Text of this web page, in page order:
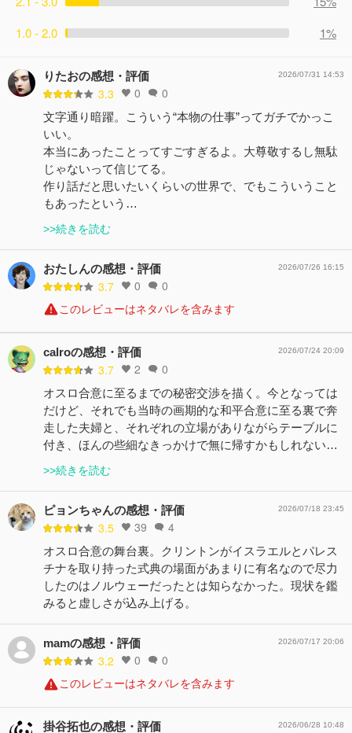
1.0 - 2.0
1%
りたおの感想・評価
3.3 0 0
2026/07/31 14:53
文字通り暗躍。こういう“本物の仕事”ってガチでかっこ
いい。
本当にあったことってすごすぎるよ。大尊敬するし無駄
じゃないって信じてる。
作り話だと思いたいくらいの世界で、でもこういうこと
もあったという…
>>続きを読む
おたしんの感想・評価
3.7 0 0
2026/07/26 16:15
このレビューはネタバレを含みます
calroの感想・評価
3.7 2 0
2026/07/24 20:09
オスロ合意に至るまでの秘密交渉を描く。今となっては
だけど、それでも当時の画期的な和平合意に至る裏で奔
走した夫婦と、それぞれの立場がありながらテーブルに
付き、ほんの些細なきっかけで無に帰すかもしれない…
>>続きを読む
ピョンちゃんの感想・評価
3.5 39 4
2026/07/18 23:45
オスロ合意の舞台裏。クリントンがイスラエルとパレス
チナを取り持った式典の場面があまりに有名なので尽力
したのはノルウェーだったとは知らなかった。現状を鑑
みると虚しさが込み上げる。
mamの感想・評価
3.2 0 0
2026/07/17 20:06
このレビューはネタバレを含みます
掛谷拓也の感想・評価 2026/06/28 10:48